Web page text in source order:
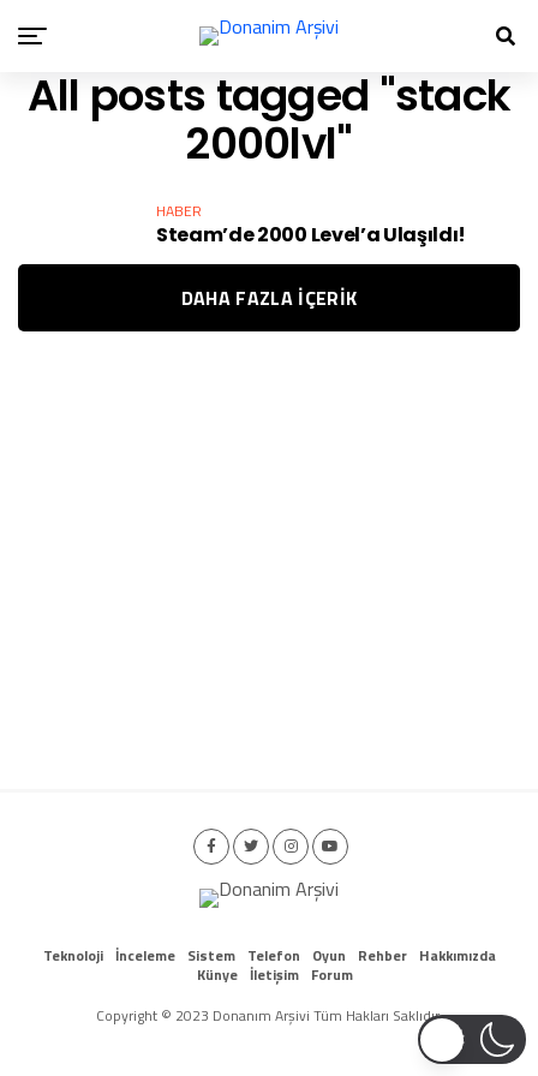
All posts tagged "stack
2000lvl"
HABER
Steam’de 2000 Level’a Ulaşıldı!
DAHA FAZLA IÇERIK
Teknoloji İnceleme Sistem Telefon Oyun Rehber
Hakkımızda
Künye İletişim Forum
Copyright © 2023 Donanım Arşivi Tüm Hakları Saklıdır.